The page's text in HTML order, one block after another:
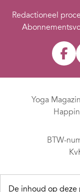
Redactioneel
Yoga
BTW-
De inhoud op